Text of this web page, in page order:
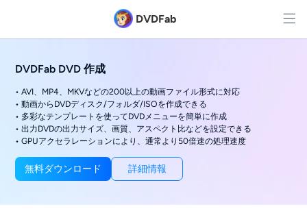
DVDFab
DVDFab DVD 作成
• AVI、MP4、MKVなどの200以上の動画ファイル形式に対応
• 動画からDVDディスク/フォルダ/ISOを作成できる
• 多彩なテンプレートを使ってDVDメニューを簡単に作成
• 出力DVDの出力サイズ、画質、アスペクト比などを設定できる
• GPUアクセラレーションにより、通常より50倍速の処理速度
無料ダウンロード 詳細情報